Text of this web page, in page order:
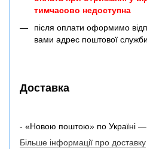
тимчасово недоступна
після оплати оформимо
вами адрес поштової служби.
Доставка
- «Новою поштою» по Україні —
Більше інформації про доставку